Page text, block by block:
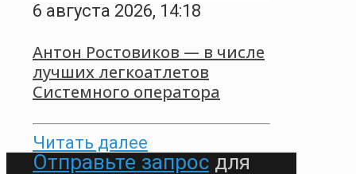
6 августа 2026, 14:18
Антон Ростовиков — в числе
лучших легкоатлетов
Системного оператора
Читать далее
Отправьте запрос для